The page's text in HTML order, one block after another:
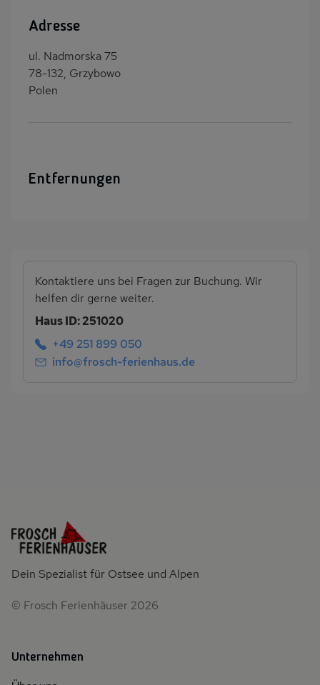
Adresse
ul. Nadmorska 75
78-132, Grzybowo
Polen
Entfernungen
Kontaktiere uns bei Fragen zur Buchung. Wir
helfen dir gerne weiter.
Haus ID: 251020
+49 251 899 050
info@frosch-ferienhaus.de
Dein Spezialist für Ostsee und Alpen
© Frosch Ferienhäuser 2026
Unternehmen